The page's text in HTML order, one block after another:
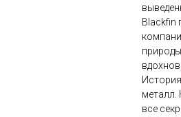
Blackfin
металл.
все